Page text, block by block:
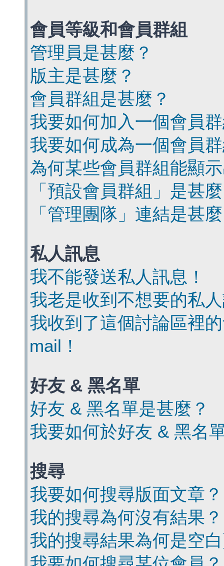
會員等級和會員群組
管理員是甚麼？
版主是甚麼？
會員群組是甚麼？
我要如何加入一個會員
我要如何成為一個會員
為何某些會員群組能顯
「預設會員群組」是甚
「管理團隊」連結是甚
私人訊息
我不能發送私人訊息！
我老是收到不想要的私
我收到了這個討論區裡
mail！
好友 & 黑名單
好友 & 黑名單是甚麼？
我要如何於好友 & 黑名
搜尋
我要如何搜尋版面文章？
我的搜尋為何沒有結果？
我的搜尋結果為何是空